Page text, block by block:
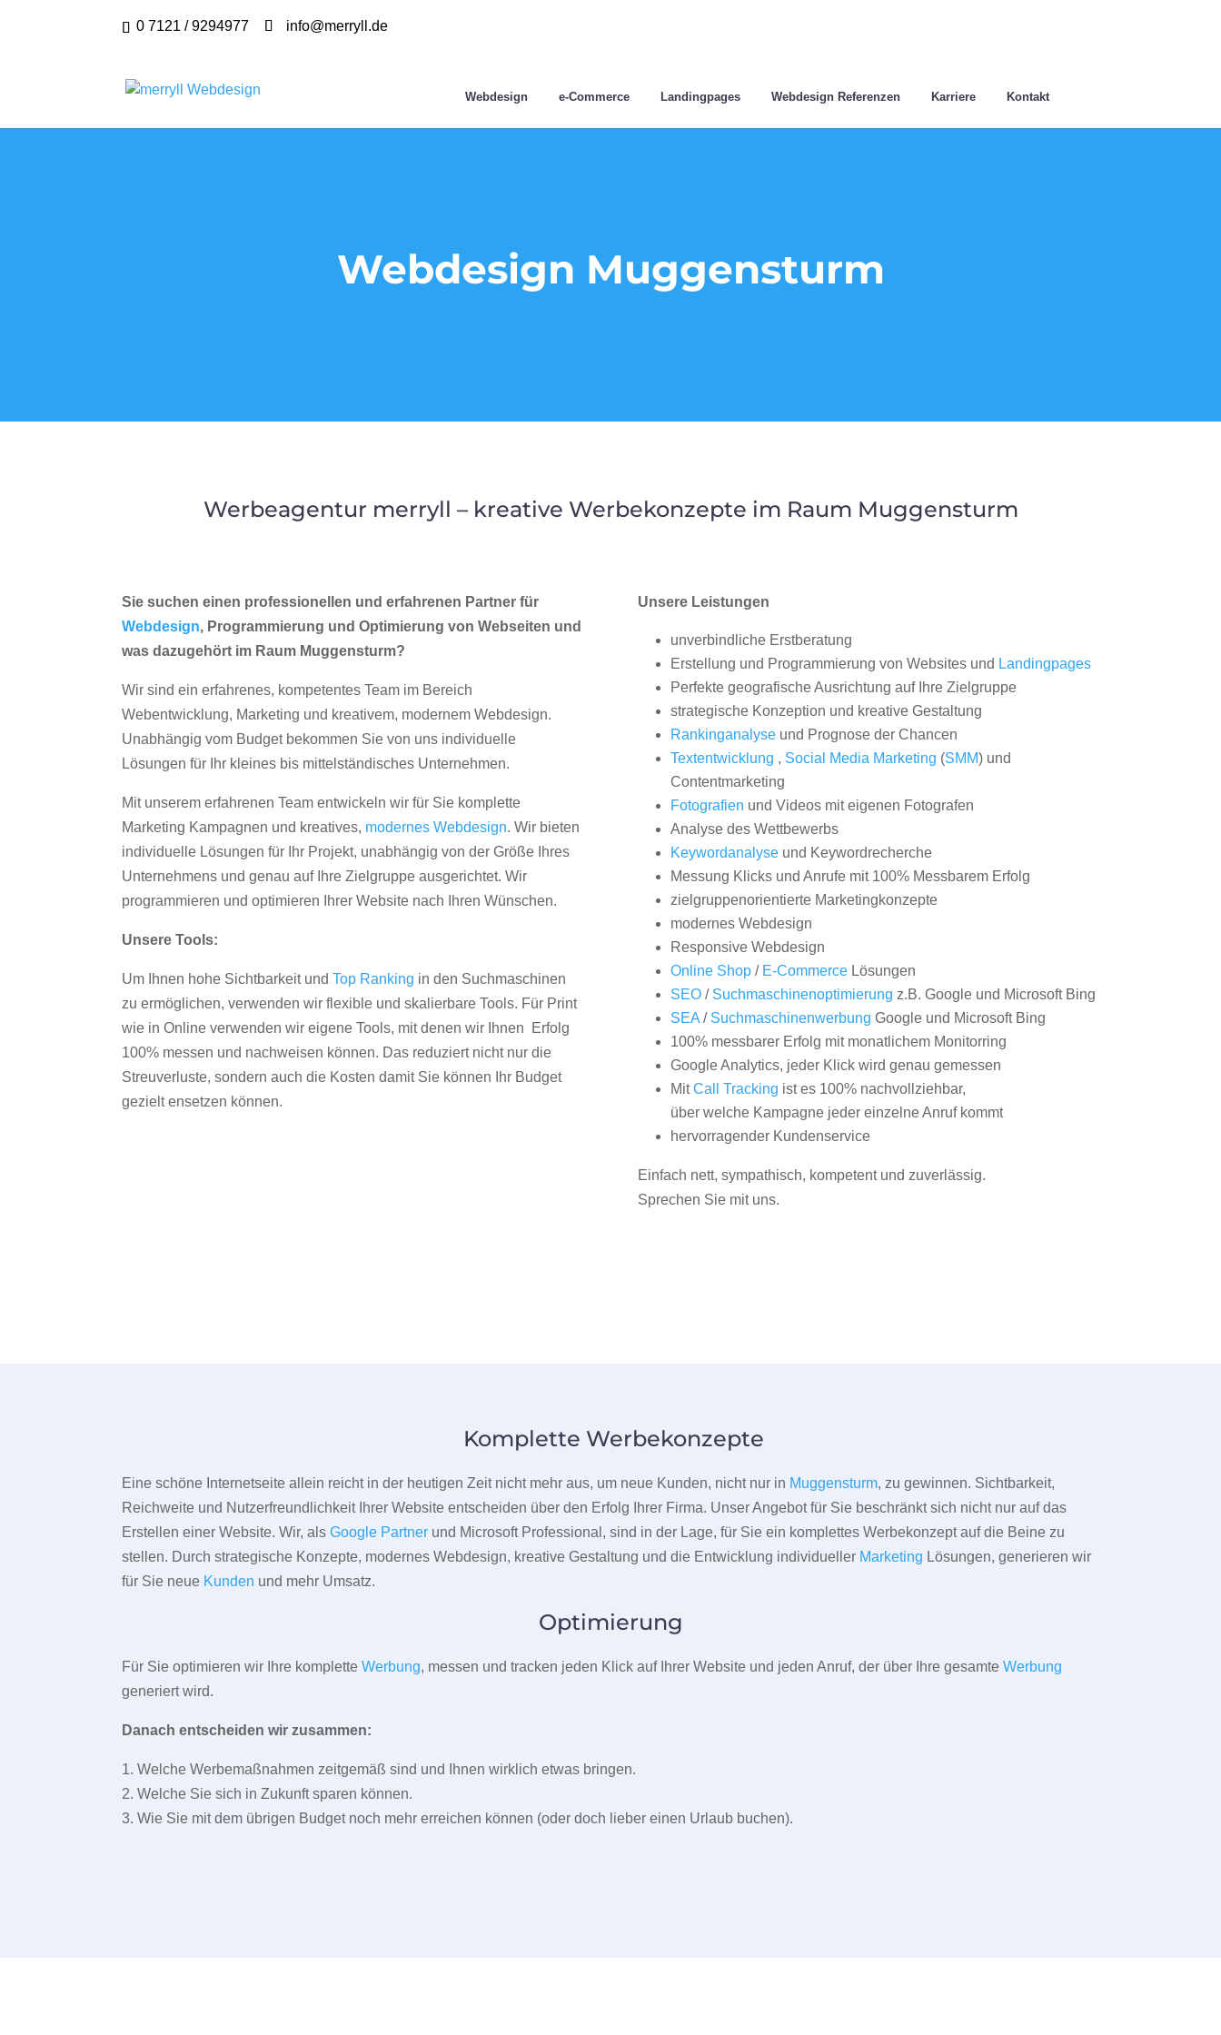
0 7121 / 9294977 info@merryll.de
Webdesign e-Commerce Landingpages Webdesign Referenzen Karriere Kontakt
Webdesign Muggensturm
Werbeagentur merryll – kreative Werbekonzepte im Raum Muggensturm
Sie suchen einen professionellen und erfahrenen Partner für
Webdesign, Programmierung und Optimierung von Webseiten und
was dazugehört im Raum Muggensturm?
Wir sind ein erfahrenes, kompetentes Team im Bereich
Webentwicklung, Marketing und kreativem, modernem Webdesign.
Unabhängig vom Budget bekommen Sie von uns individuelle
Lösungen für Ihr kleines bis mittelständisches Unternehmen.
Mit unserem erfahrenen Team entwickeln wir für Sie komplette
Marketing Kampagnen und kreatives, modernes Webdesign. Wir bieten
individuelle Lösungen für Ihr Projekt, unabhängig von der Größe Ihres
Unternehmens und genau auf Ihre Zielgruppe ausgerichtet. Wir
programmieren und optimieren Ihrer Website nach Ihren Wünschen.
Unsere Tools:
Um Ihnen hohe Sichtbarkeit undTop Ranking in den Suchmaschinen
zu ermöglichen, verwenden wir flexible und skalierbare Tools. Für Print
wie in Online verwenden wir eigene Tools, mit denen wir Ihnen Erfolg
100% messen und nachweisen können. Das reduziert nicht nur die
Streuverluste, sondern auch die Kosten damit Sie können Ihr Budget
gezielt ensetzen können.
Unsere Leistungen
unverbindliche Erstberatung
Erstellung und Programmierung von Websites und Landingpages
Perfekte geografische Ausrichtung auf Ihre Zielgruppe
strategische Konzeption und kreative Gestaltung
Rankinganalyseund Prognose der Chancen
Textentwicklung , Social Media Marketing (SMM) und
Contentmarketing
Fotografien und Videos mit eigenen Fotografen
Analyse des Wettbewerbs
Keywordanalyseund Keywordrecherche
Messung Klicks und Anrufe mit 100% Messbarem Erfolg
zielgruppenorientierte Marketingkonzepte
modernes Webdesign
Responsive Webdesign
Online Shop/ E-CommerceLösungen
SEO/ Suchmaschinenoptimierung z.B. Google und Microsoft Bing
SEA/ Suchmaschinenwerbung Google und Microsoft Bing
100% messbarer Erfolg mit monatlichem Monitorring
Google Analytics, jeder Klick wird genau gemessen
MitCall Tracking ist es 100% nachvollziehbar,
über welche Kampagne jeder einzelne Anruf kommt
hervorragender Kundenservice
Einfach nett, sympathisch, kompetent und zuverlässig.
Sprechen Sie mit uns.
Komplette Werbekonzepte
Eine schöne Internetseite allein reicht in der heutigen Zeit nicht mehr aus, um neue Kunden, nicht nur in Muggensturm, zu gewinnen. Sichtbarkeit,
Reichweite und Nutzerfreundlichkeit Ihrer Website entscheiden über den Erfolg Ihrer Firma. Unser Angebot für Sie beschränkt sich nicht nur auf das
Erstellen einer Website. Wir, alsGoogle Partner und Microsoft Professional, sind in der Lage, für Sie ein komplettes Werbekonzept auf die Beine zu
stellen. Durch strategische Konzepte, modernes Webdesign, kreative Gestaltung und die Entwicklung individueller Marketing Lösungen, generieren wir
für Sie neue Kunden und mehr Umsatz.
Optimierung
Für Sie optimieren wir Ihre kompletteWerbung, messen und tracken jeden Klick auf Ihrer Website und jeden Anruf, der über Ihre gesamteWerbung
generiert wird.
Danach entscheiden wir zusammen:
1. Welche Werbemaßnahmen zeitgemäß sind und Ihnen wirklich etwas bringen.
2. Welche Sie sich in Zukunft sparen können.
3. Wie Sie mit dem übrigen Budget noch mehr erreichen können (oder doch lieber einen Urlaub buchen).